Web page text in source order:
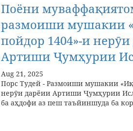
Поёни
размоиши мушакии
пойдор 1404»-и
Артиши Ҷумҳурии
Aug 21, 2025
Порс Тудей - Размоиши мушакии
нерӯи дарёии Артиши Ҷумҳурии
ба аҳдофи аз пеш таъйиншуда ба